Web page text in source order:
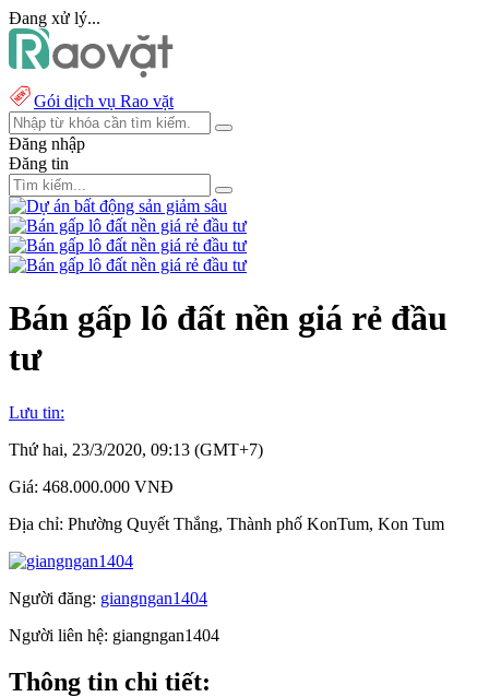
Đang xử lý...
Gói dịch vụ Rao vặt
Đăng nhập
Đăng tin
Bán gấp lô đất nền giá rẻ đầu
tư
Lưu tin:
Thứ hai, 23/3/2020, 09:13 (GMT+7)
Giá: 468.000.000 VNĐ
Địa chỉ: Phường Quyết Thắng, Thành phố KonTum, Kon Tum
Người đăng: giangngan1404
Người liên hệ: giangngan1404
Thông tin chi tiết: